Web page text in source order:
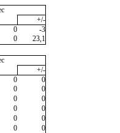
+/-
0
-3
0
23,1
+/-
0
0
0
0
0
0
0
0
0
0
0
0